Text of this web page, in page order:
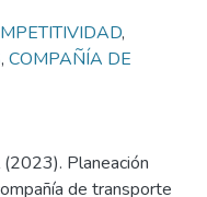
,
, COMPAÑÍA DE
(2023). Planeación
de transporte